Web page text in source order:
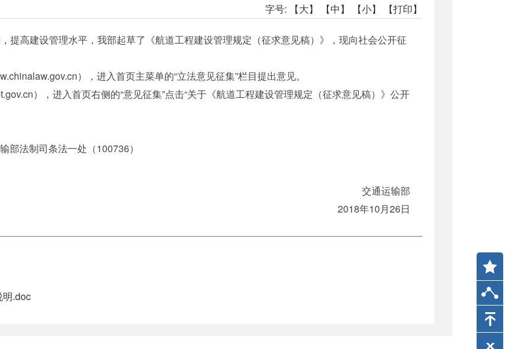
字号: 【大】 【中】 【小】 【打印】
提高建设管理水平，我部起草了《航道工程建设管理规定（征求意见稿）》，现向社会公开征
），进入首页主菜单的“立法意见征集”栏目提出意见。
），进入首页右侧的“意见征集”点击“关于《航道工程建设管理规定（征求意见稿）》公开
法制司条法一处（100736）
交通运输部
2018年10月26日
明.doc